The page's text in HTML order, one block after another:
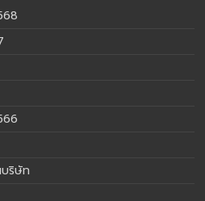
บริษัท